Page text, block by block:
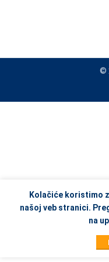
©
Kolačiće koristimo
našoj veb stranici.
na